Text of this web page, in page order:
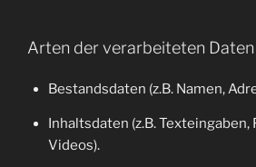
Arten der verarbeiteten Daten
Bestandsdaten (z.B. Namen,
Inhaltsdaten (z.B. Texteingaben,
Videos).